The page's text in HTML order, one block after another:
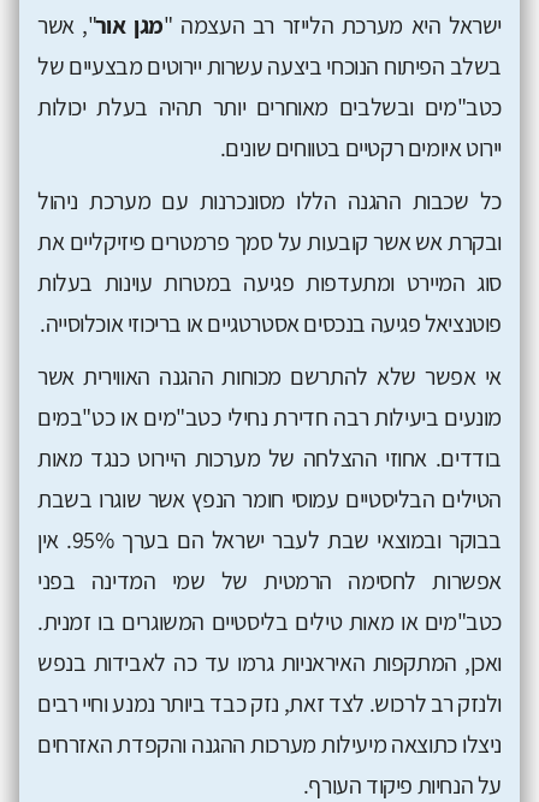
ישראל היא מערכת הלייזר רב העצמה "מגן אור", אשר
בשלב הפיתוח הנוכחי ביצעה עשרות יירוטים מבצעיים של
כטב"מים ובשלבים מאוחרים יותר תהיה בעלת יכולות
יירוט איומים רקטיים בטווחים שונים.
כל שכבות ההגנה הללו מסונכרנות עם מערכת ניהול
ובקרת אש אשר קובעות על סמך פרמטרים פיזיקליים את
סוג המיירט ומתעדפות פגיעה במטרות עוינות בעלות
פוטנציאל פגיעה בנכסים אסטרטגיים או בריכוזי אוכלוסייה.
אי אפשר שלא להתרשם מכוחות ההגנה האווירית אשר
מונעים ביעילות רבה חדירת נחילי כטב"מים או כט"במים
בודדים. אחוזי ההצלחה של מערכות היירוט כנגד מאות
הטילים הבליסטיים עמוסי חומר הנפץ אשר שוגרו בשבת
בבוקר ובמוצאי שבת לעבר ישראל הם בערך 95%. אין
אפשרות לחסימה הרמטית של שמי המדינה בפני
כטב"מים או מאות טילים בליסטיים המשוגרים בו זמנית.
ואכן, המתקפות האיראניות גרמו עד כה לאבידות בנפש
ולנזק רב לרכוש. לצד זאת, נזק כבד ביותר נמנע וחיי רבים
ניצלו כתוצאה מיעילות מערכות ההגנה והקפדת האזרחים
על הנחיות פיקוד העורף.